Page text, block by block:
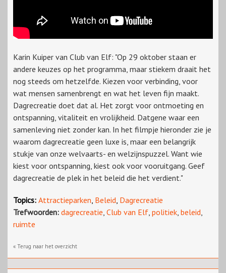
Karin Kuiper van Club van Elf: "Op 29 oktober staan er
andere keuzes op het programma, maar stiekem draait het
nog steeds om hetzelfde. Kiezen voor verbinding, voor
wat mensen samenbrengt en wat het leven fijn maakt.
Dagrecreatie doet dat al. Het zorgt voor ontmoeting en
ontspanning, vitaliteit en vrolijkheid. Datgene waar een
samenleving niet zonder kan. In het filmpje hieronder zie je
waarom dagrecreatie geen luxe is, maar een belangrijk
stukje van onze welvaarts- en welzijnspuzzel. Want wie
kiest voor ontspanning, kiest ook voor vooruitgang. Geef
dagrecreatie de plek in het beleid die het verdient."
Topics: Attractieparken, Beleid, Dagrecreatie
Trefwoorden: dagrecreatie, Club van Elf, politiek, beleid,
ruimte
« Terug naar het overzicht